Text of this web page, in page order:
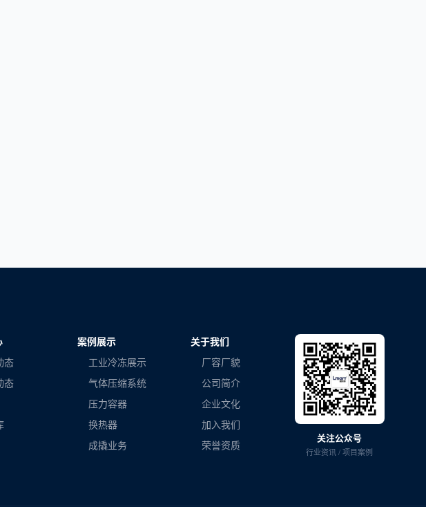
态
态
案例展示
工业冷冻展示
气体压缩系统
压力容器
换热器
成撬业务
关于我们
厂容厂貌
公司简介
企业文化
加入我们
荣誉资质
关注公众号
行业资讯 / 项目案例